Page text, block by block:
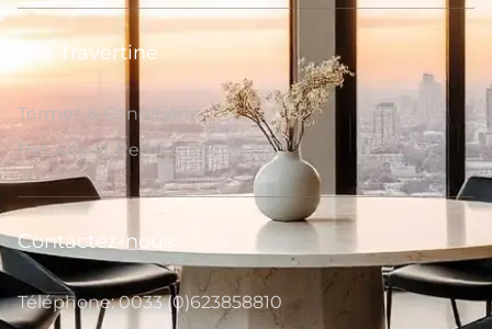
The Travertine
Termes & Conditions
Retours et Remboursements
Contactez-nous
Téléphone: 0033 (0)623858810